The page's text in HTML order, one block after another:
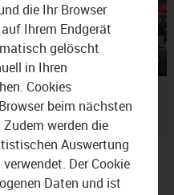
Waldkraiburg lädt zum
Stadtfest
14.06.2022
01:26
die Ihr Browser
Ihrem Endgerät
gelöscht
in Ihren
Cookies
beim nächsten
werden die
Auswertung
Der Cookie
Daten und ist